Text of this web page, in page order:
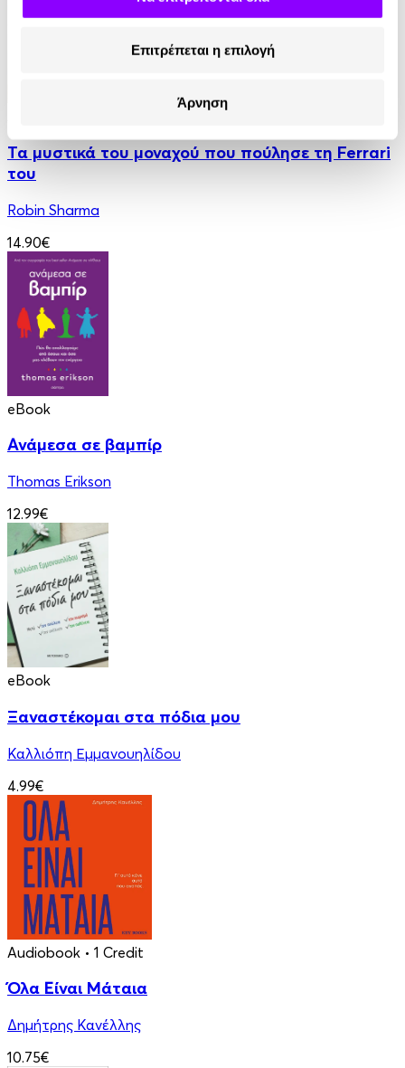
Επιτρέπεται η επιλογή
Άρνηση
Τα μυστικά του μοναχού που πούλησε τη Ferrari
του
Robin Sharma
14.90€
eBook
Ανάμεσα σε βαμπίρ
Thomas Erikson
12.99€
eBook
Ξαναστέκομαι στα πόδια μου
Καλλιόπη Εμμανουηλίδου
4.99€
Audiobook • 1 Credit
Όλα Είναι Μάταια
Δημήτρης Κανέλλης
10.75€